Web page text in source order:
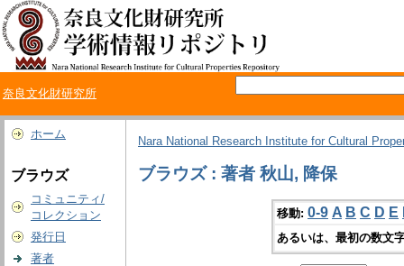
奈良文化財研究所
ホーム
ブラウズ
コミュニティ/
コレクション
発行日
著者
Nara National Research Institute for Cultural
ブラウズ : 著者 秋山, 降保
移動: 0-9 A B C D E
あるいは、最初の数文